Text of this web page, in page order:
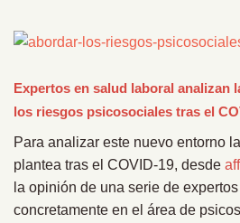
Expertos en salud laboral analizan
los riesgos psicosociales tras el
Para analizar este nuevo entorno
plantea tras el COVID-19, desde
la opinión de una serie de
concretamente en el área de